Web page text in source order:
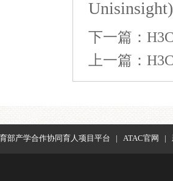
下一篇：
上一篇：
部产学合作协同育人项目平台 | ATAC官网 |